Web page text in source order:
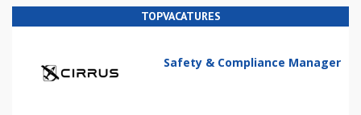
TOPVACATURES
Safety & Compliance Manager